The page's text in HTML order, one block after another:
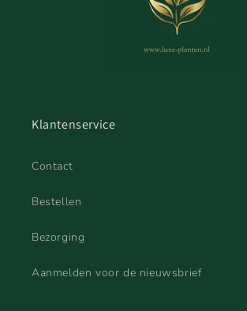
Klantenservice
Contact
Bestellen
Bezorging
Aanmelden voor de nieuwsbrief